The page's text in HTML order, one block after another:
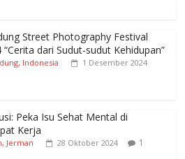
Street Photography Festival
“Cerita dari Sudut-sudut Kehidupan”
Indonesia 1 Desember 2024
Peka Isu Sehat Mental di
Kerja
Jerman 28 Oktober 2024 1